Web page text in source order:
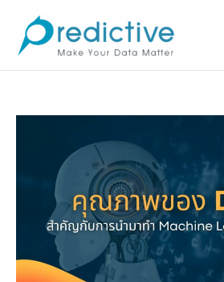
content